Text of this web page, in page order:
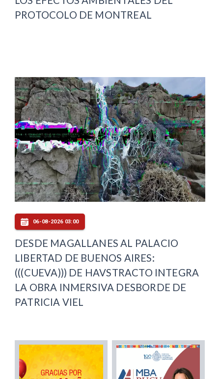
PROTOCOLO DE MONTREAL
06-08-2026 03:00
DESDE MAGALLANES AL PALACIO
LIBERTAD DE BUENOS AIRES:
(((CUEVA))) DE HAVSTRACTO INTEGRA
LA OBRA INMERSIVA DESBORDE DE
PATRICIA VIEL